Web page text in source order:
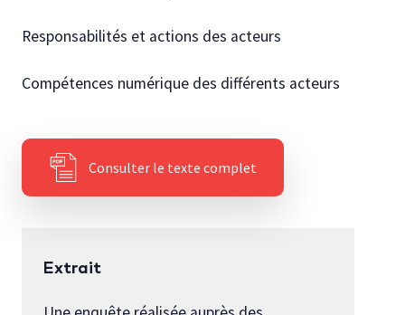
Extrait
Responsabilités et actions des acteurs
Compétences numérique des différents acteurs
Consulter le texte complet